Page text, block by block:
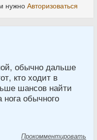
нужно Авторизоваться
обычно дальше
кто ходит в
шансов найти
обычного
Прокомментировать